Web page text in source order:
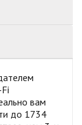
вам
до 1734